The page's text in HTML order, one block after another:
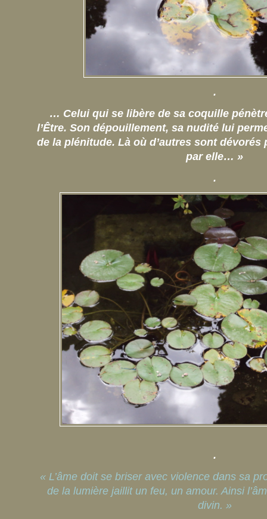
.
… Celui qui se libère de sa coquille
l’Être. Son dépouillement, sa nudité lui
de la plénitude. Là où d’autres sont
par elle… »
.
.
« L’âme doit se briser avec violence dans sa
de la lumière jaillit un feu, un amour. Ainsi
divin. »